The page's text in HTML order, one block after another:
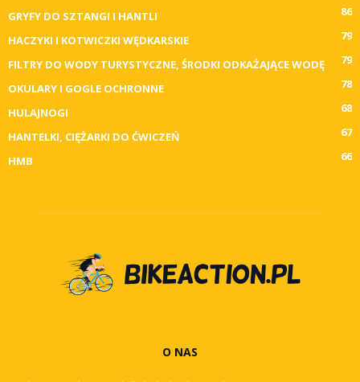
GRYFY DO SZTANGI I HANTLI
86
HACZYKI I KOTWICZKI WĘDKARSKIE
79
FILTRY DO WODY TURYSTYCZNE, ŚRODKI ODKAŻAJĄCE WODĘ
79
OKULARY I GOGLE OCHRONNE
78
HULAJNOGI
68
HANTELKI, CIĘŻARKI DO ĆWICZEŃ
67
HMB
66
O NAS